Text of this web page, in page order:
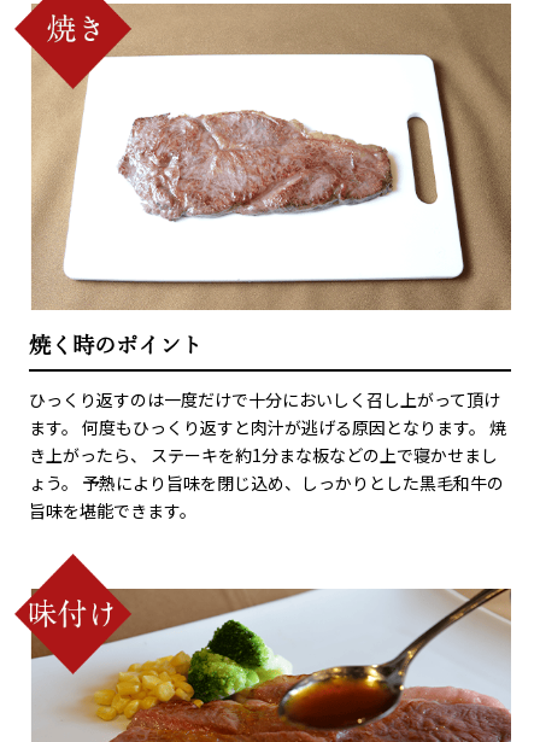
焼く時のポイント
ひっくり返すのは一度だけで十分においしく召し上がって頂け
ます。 何度もひっくり返すと肉汁が逃げる原因となります。 焼
き上がったら、 ステーキを約1分まな板などの上で寝かせまし
ょう。 予熱により旨味を閉じ込め、しっかりとした黒毛和牛の
旨味を堪能できます。